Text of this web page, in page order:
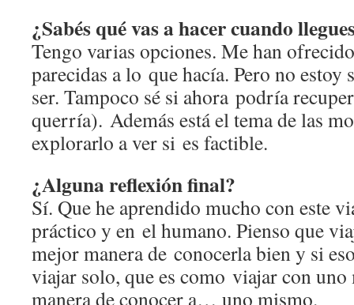
¿Sabés qué vas a hacer cuando
Tengo varias opciones. Me han
parecidas a lo que hacía. Pero no estoy
ser. Tampoco sé si ahora podría
querría). Además está el tema de las
explorarlo a ver si es factible.
¿Alguna reflexión final?
Sí. Que he aprendido mucho con este
práctico y en el humano. Pienso que
mejor manera de conocerla bien y si
viajar solo, que es como viajar con uno
manera de conocer a… uno mismo.